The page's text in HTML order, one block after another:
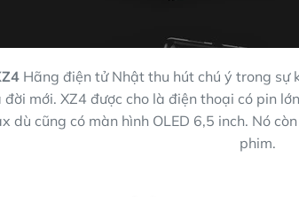
Hãng điện tử Nhật thu hút chú ý trong
mới. XZ4 được cho là điện thoại có pin
dù cũng có màn hình OLED 6,5 inch. Nó
phim.